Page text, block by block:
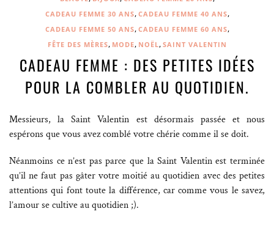
CADEAU FEMME 30 ANS, CADEAU FEMME 40 ANS,
CADEAU FEMME 50 ANS, CADEAU FEMME 60 ANS,
FÊTE DES MÈRES, MODE, NOËL, SAINT VALENTIN
CADEAU FEMME : DES PETITES IDÉES
POUR LA COMBLER AU QUOTIDIEN.
Messieurs, la Saint Valentin est désormais passée et nous
espérons que vous avez comblé votre chérie comme il se doit.
Néanmoins ce n’est pas parce que la Saint Valentin est terminée
qu’il ne faut pas gâter votre moitié au quotidien avec des petites
attentions qui font toute la différence, car comme vous le savez,
l’amour se cultive au quotidien ;).